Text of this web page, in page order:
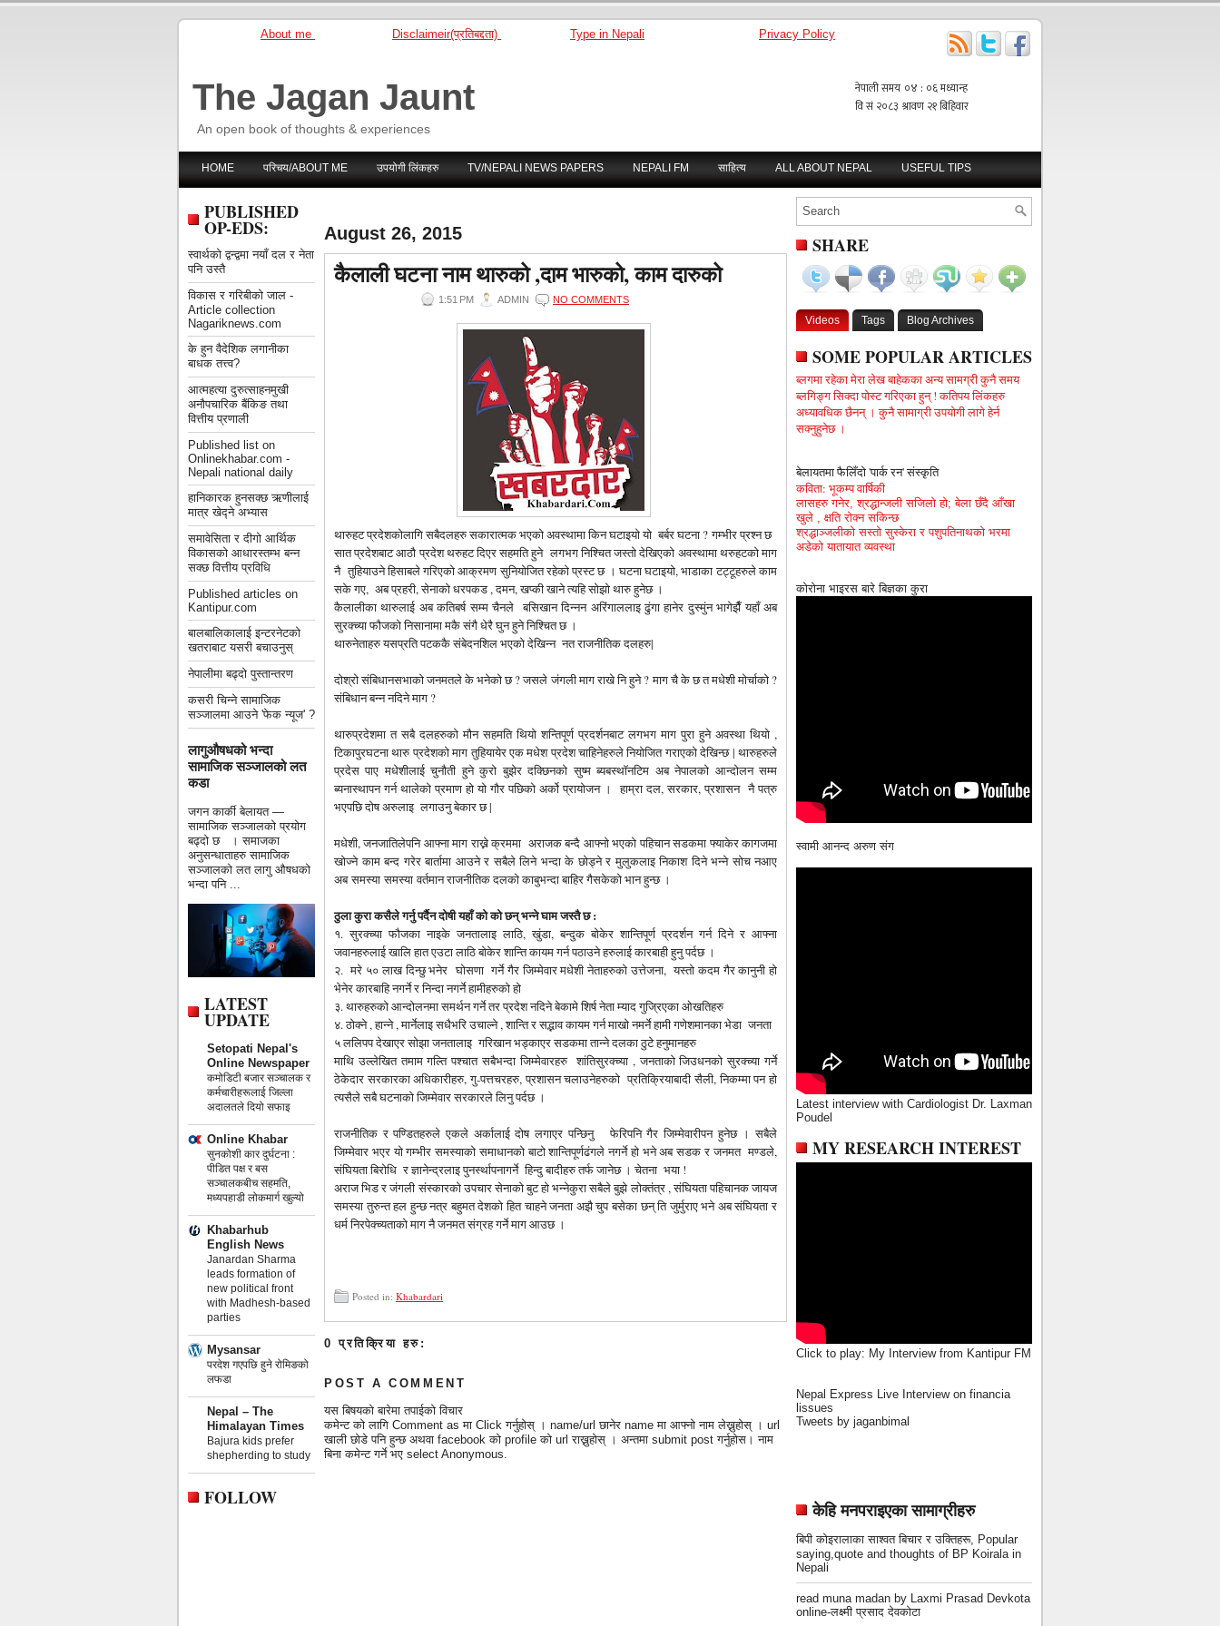
About me Disclaimeir(प्रतिबद्दता) Type in Nepali Privacy Policy
The Jagan Jaunt
An open book of thoughts & experiences
HOME परिचय/ABOUT ME उपयोगी लिंकहरु TV/NEPALI NEWS PAPERS NEPALI FM साहित्य ALL ABOUT NEPAL USEFUL TIPS
PUBLISHED
OP-EDS:
स्वार्थको द्वन्द्वमा नयाँ दल र नेता
पनि उस्तै
विकास र गरिबीको जाल -
Article collection
Nagariknews.com
के हुन वैदेशिक लगानीका
बाधक तत्त्व?
आत्महत्या दुरुत्साहनमुखी
अनौपचारिक बैंकिङ तथा
वित्तीय प्रणाली
Published list on
Onlinekhabar.com -
Nepali national daily
हानिकारक हुनसक्छ ऋणीलाई
मात्र खेद्ने अभ्यास
समावेसिता र दीगो आर्थिक
विकासको आधारस्तम्भ बन्न
सक्छ वित्तीय प्रविधि
Published articles on
Kantipur.com
बालबालिकालाई इन्टरनेटको
खतराबाट यसरी बचाउनुस्
नेपालीमा बढ्दो पुस्तान्तरण
कसरी चिन्ने सामाजिक
सञ्जालमा आउने 'फेक न्यूज' ?
लागुऔषधको भन्दा
सामाजिक सञ्जालको लत
कडा
जगन कार्की बेलायत —
सामाजिक सञ्जालको प्रयोग
बढ्दो छ । समाजका
अनुसन्धाताहरु सामाजिक
सञ्जालको लत लागु औषधको
भन्दा पनि ...
LATEST
UPDATE
Setopati Nepal's
Online Newspaper
कमोडिटी बजार सञ्चालक र
कर्मचारीहरूलाई जिल्ला
अदालतले दियो सफाइ
Online Khabar
सुनकोशी कार दुर्घटना :
पीडित पक्ष र बस
सञ्चालकबीच सहमति,
मध्यपहाडी लोकमार्ग खुल्यो
Khabarhub
English News
Janardan Sharma
leads formation of
new political front
with Madhesh-based
parties
Mysansar
परदेश गएपछि हुने रोमिङको
लफडा
Nepal – The
Himalayan Times
Bajura kids prefer
shepherding to study
FOLLOW
August 26, 2015
कैलाली घटना नाम थारुको ,दाम भारुको, काम दारुको
1:51 PM ADMIN NO COMMENTS
थारुहट प्रदेशकोलागि सबैदलहरु सकारात्मक भएको अवस्थामा किन घटाइयो यो बर्बर घटना ? गम्भीर प्रश्न छ
सात प्रदेशबाट आठौ प्रदेश थरुहट दिएर सहमति हुने लगभग निश्चित जस्तो देखिएको अवस्थामा थरुहटको माग
नै तुहियाउने हिसाबले गरिएको आक्रमण सुनियोजित रहेको प्रस्ट छ । घटना घटाइयो, भाडाका टट्टूहरुले काम
सके गए, अब प्रहरी, सेनाको धरपकड , दमन, खप्की खाने त्यहि सोझो थारु हुनेछ ।
कैलालीका थारुलाई अब कतिबर्ष सम्म चैनले बसिखान दिन्नन अरिंगाललाइ ढुंगा हानेर दुस्मुंन भागेझैँ यहाँ अब
सुरक्च्या फौजको निसानामा मकै संगै धेरै घुन हुने निश्चित छ ।
थारुनेताहरु यसप्रति पटककै संबेदनशिल भएको देखिन्न नत राजनीतिक दलहरु|
दोश्रो संबिधानसभाको जनमतले के भनेको छ ? जसलेजंगली माग राखे नि हुने ?माग चै के छ त मधेशी मोर्चाको ?
संबिधान बन्न नदिने माग ?
थारुप्रदेशमा त सबै दलहरुको मौन सहमति थियो शन्तिपूर्ण प्रदर्शनबाट लगभग माग पुरा हुने अवस्था थियो ,
टिकापुरघटना थारु प्रदेशको माग तुहियायेर एक मधेश प्रदेश चाहिनेहरुले नियोजित गराएको देखिन्छ | थारुहरुले
प्रदेस पाए मधेशीलाई चुनौती हुने कुरो बुझेर दक्छिनको सुष्म ब्यबस्थॉनटिम अब नेपालको आन्दोलन सम्म
ब्यनास्थापन गर्न थालेको प्रमाण हो यो गौर पछिको अर्को प्रायोजन । हाम्रा दल, सरकार, प्रशासन नै पत्रु
भएपछि दोष अरुलाइ लगाउनु बेकार छ |
मधेशी, जनजातिलेपनि आफ्ना माग राख्ने क्रममा अराजक बन्दै आफ्नो भएको पहिचान सडकमा फ्याकेर कागजमा
खोज्ने काम बन्द गरेर बार्तामा आउने र सबैले लिने भन्दा के छोड्ने र मुलुकलाइ निकाश दिने भन्ने सोच नआए
अब समस्या समस्या वर्तमान राजनीतिक दलको काबुभन्दा बाहिर गैसकेको भान हुन्छ ।
ठुला कुरा कसैले गर्नु पर्दैन दोषी यहाँ को को छन् भन्ने घाम जस्तै छ :
१. सुरक्च्या फौजका नाइके जनतालाइ लाठि, खुंडा, बन्दुक बोकेर शान्तिपूर्ण प्रदर्शन गर्न दिने र आफ्ना
जवानहरुलाई खालि हात एउटा लाठि बोकेर शान्ति कायम गर्न पठाउने हरुलाई कारबाही हुनु पर्दछ ।
२. मरे ५० लाख दिन्छु भनेर घोसणा गर्ने गैर जिम्मेवार मधेशी नेताहरुको उत्तेजना, यस्तो कदम गैर कानुनी हो
भेनेर कारबाहि नगर्ने र निन्दा नगर्ने हामीहरुको हो
३. थारुहरुको आन्दोलनमा समर्थन गर्ने तर प्रदेश नदिने बेकामे शिर्ष नेता म्याद गुज्रिएका ओखतिहरु
४. ठोक्ने , हान्ने , मार्नेलाइ सधैभरि उचाल्ने , शान्ति र सद्भाव कायम गर्न माखो नमर्ने हामी गणेशमानका भेडा जनता
५ ललिपप देखाएर सोझा जनतालाइ गरिखान भड्काएर सडकमा तान्ने दलका ठुटे हनुमानहरु
माथि उल्लेखित तमाम गल्ति पश्चात सबैभन्दा जिम्मेवारहरु शांतिसुरक्च्या , जनताको जिउधनको सुरक्च्या गर्ने
ठेकेदार सरकारका अधिकारीहरु, गु-पत्तचरहरु, प्रशासन चलाउनेहरुको प्रतिक्रियाबादी सैली, निकम्मा पन हो
त्यसैले सबै घटनाको जिम्मेवार सरकारले लिनु पर्दछ ।
राजनीतिक र पण्डितहरुले एकले अर्कालाई दोष लगाएर पन्छिनु फेरिपनि गैर जिम्मेवारीपन हुनेछ । सबैले
जिम्मेवार भएर यो गम्भीर समस्याको समाधानको बाटो शान्तिपूर्णढंगले नगर्ने हो भने अब सडक र जनमत मण्डले,
संघियता बिरोधि र ज्ञानेन्द्रलाइ पुनर्स्थापनागर्ने हिन्दु बादीहरु तर्फ जानेछ । चेतना भया !
अराज भिड र जंगली संस्कारको उपचार सेनाको बुट हो भन्नेकुरा सबैले बुझे लोक्तंत्र , संघियता पहिचानक जायज
समस्या तुरुन्त हल हुन्छ नत्र बहुमत देशको हित चाहने जनता अझै चुप बसेका छन् ति जुर्मुराए भने अब संघियता र
धर्म निरपेक्च्यताको माग नै जनमत संग्रह गर्ने माग आउछ ।
Posted in: Khabardari
0 प्रतिक्रिया हरु:
POST A COMMENT
यस बिषयको बारेमा तपाईको विचार
कमेन्ट को लागि Comment as मा Click गर्नुहोस् । name/url छानेर name मा आफ्नो नाम लेख्नुहोस् । url
खाली छोडे पनि हुन्छ अथवा facebook को profile को url राख्नुहोस् । अन्तमा submit post गर्नुहोस। नाम
बिना कमेन्ट गर्ने भए select Anonymous.
SHARE
Videos Tags Blog Archives
SOME POPULAR ARTICLES
ब्लगमा रहेका मेरा लेख बाहेकका अन्य सामग्री कुनै समय
ब्लगिङ्ग सिक्दा पोस्ट गरिएका हुन् ! कतिपय लिंकहरु
अध्यावधिक छैनन् । कुनै सामाग्री उपयोगी लागे हेर्न
सक्नुहुनेछ ।
बेलायतमा फैलिँदो 'पार्क रन' संस्कृति
कविता: भूकम्प वार्षिकी
लासहरु गनेर, श्रद्धान्जली सजिलो हो; बेला छँदै आँखा
खुले , क्षति रोक्न सकिन्छ
श्रद्धाञ्जलीको सस्तो सुस्केरा र पशुपतिनाथको भरमा
अडेको यातायात व्यवस्था
कोरोना भाइरस बारे बिज्ञका कुरा
स्वामी आनन्द अरुण संग
Latest interview with Cardiologist Dr. Laxman
Poudel
MY RESEARCH INTEREST
Click to play: My Interview from Kantipur FM
Nepal Express Live Interview on financia
lissues
Tweets by jaganbimal
केहि मनपराइएका सामाग्रीहरु
बिपी कोइरालाका साश्वत बिचार र उक्तिहरू, Popular
saying,quote and thoughts of BP Koirala in
Nepali
read muna madan by Laxmi Prasad Devkota
online-लक्ष्मी प्रसाद देवकोटा